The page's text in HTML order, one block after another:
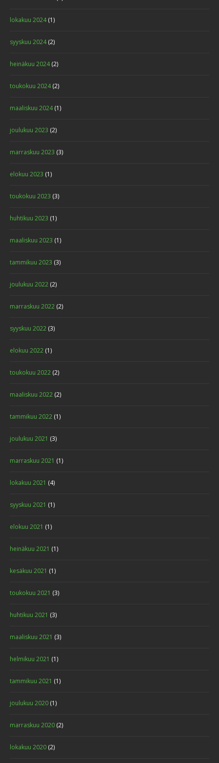
lokakuu 2024(1)
syyskuu 2024(2)
heinäkuu 2024(2)
toukokuu 2024(2)
maaliskuu 2024(1)
joulukuu 2023 (2)
marraskuu 2023 (3)
elokuu 2023 (1)
toukokuu 2023 (3)
huhtikuu 2023 (1)
maaliskuu 2023 (1)
tammikuu 2023 (3)
joulukuu 2022 (2)
marraskuu 2022 (2)
syyskuu 2022 (3)
elokuu 2022 (1)
toukokuu 2022 (2)
maaliskuu 2022 (2)
tammikuu 2022 (1)
joulukuu 2021 (3)
marraskuu 2021 (1)
lokakuu 2021 (4)
syyskuu 2021 (1)
elokuu 2021 (1)
heinäkuu 2021 (1)
kesäkuu 2021 (1)
toukokuu 2021 (3)
huhtikuu 2021 (3)
maaliskuu 2021 (3)
helmikuu 2021 (1)
tammikuu 2021 (1)
joulukuu 2020 (1)
marraskuu 2020 (2)
lokakuu 2020 (2)